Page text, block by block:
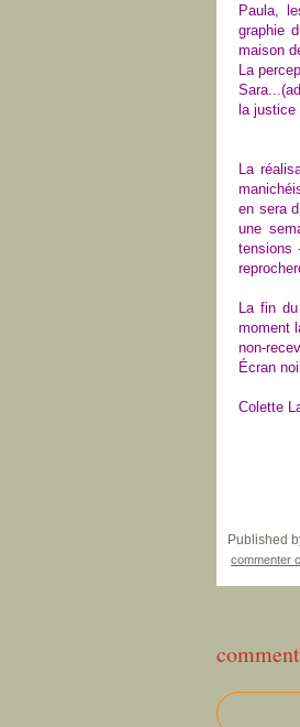
Paula,
graphie
maison
La
Sara...
la
La
en sera
une
tensions
La fin
moment
non-
Écran
Colette
Published
commenter